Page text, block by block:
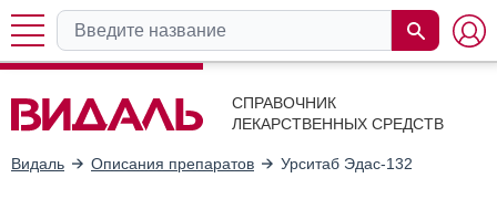
СПРАВОЧНИК
ЛЕКАРСТВЕННЫХ СРЕДСТВ
Видаль Описания препаратов Урситаб Эдас-132